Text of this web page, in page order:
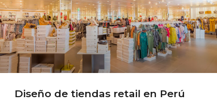
Diseño de tiendas retail en Perú